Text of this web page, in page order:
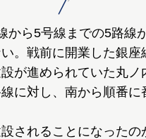
ら5号線までの5路線
。戦前に開業した銀
が進められていた丸
に対し、南から順番に
されることになったの